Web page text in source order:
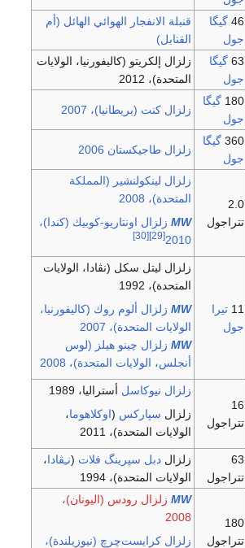
46 گيگا
جول
قنبلة الانفجار الهوائي الهائل (أم
القنابل)
63 گيگا
جول
زلزال إلكريتو (كاليفورنيا، الولايات
المتحدة)، 2012
180 گيگا
جول
زلزال كنت (بريطانيا)، 2007
360 گيگا
جول
زلزال طاجيكستان 2006
2.0
تتراجول
زلزال لينكولنشير (المملكة
المتحدة)، 2008
MW
زلزال اونتاريو-كوبيك (كندا)،
2010
[29]
[30]
11 تيرا
جول
زلزال ليتل سكل (نڤادا، الولايات
المتحدة)، 1992
MW
زلزال ألوم روك (كاليفورنيا،
الولايات المتحدة)، 2007
MW
زلزال چينو هيلز (لوس
أنجلس، الولايات المتحدة)، 2008
16
تتراجول
زلزال نيوكاسل أستراليا، 1989
زلزال سپاركس ( اوكلاهوما،
الولايات المتحدة)، 2011
63
تتراجول
زلزال دبل سپرينگ فلات( نـِڤادا،
الولايات المتحدة)، 1994
180
تتراجول
MW
زلزال رودس (اليونان)،
2008
زلزال كرايست‌چرچ (نيوزيلندة)،